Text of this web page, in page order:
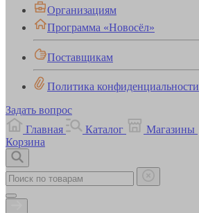
Организациям
Программа «Новосёл»
Поставщикам
Политика конфиденциальности
Задать вопрос
Главная
Каталог Магазины
Корзина